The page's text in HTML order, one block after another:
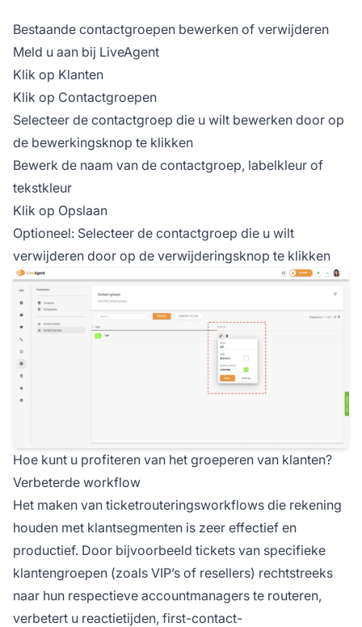
Bestaande contactgroepen bewerken of verwijderen
Meld u aan bij LiveAgent
Klik op Klanten
Klik op Contactgroepen
Selecteer de contactgroep die u wilt bewerken door op
de bewerkingsknop te klikken
Bewerk de naam van de contactgroep, labelkleur of
tekstkleur
Klik op Opslaan
Optioneel: Selecteer de contactgroep die u wilt
verwijderen door op de verwijderingsknop te klikken
Hoe kunt u profiteren van het groeperen van klanten?
Verbeterde workflow
Het maken van ticketrouteringsworkflows die rekening
houden met klantsegmenten is zeer effectief en
productief. Door bijvoorbeeld tickets van specifieke
klantengroepen (zoals VIP’s of resellers) rechtstreeks
naar hun respectieve accountmanagers te routeren,
verbetert u reactietijden, first-contact-